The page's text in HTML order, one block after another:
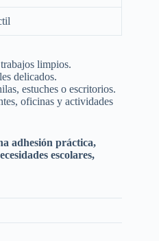
limpios.
delicados.
estuches o escritorios.
oficinas y actividades
adhesión práctica,
escolares,